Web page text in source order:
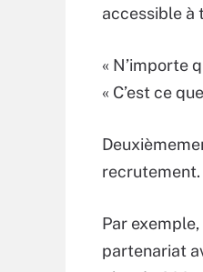
accessible à
« N’importe
« C’est ce
recrutement.
Par
partenariat